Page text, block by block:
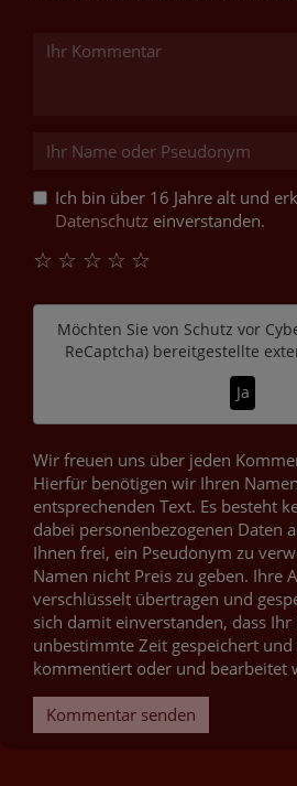
Ich bin über 16 Jahre alt und
Datenschutz einverstanden.
☆
☆
☆
☆
☆
Möchten Sie von Schutz vor
ReCaptcha)bereitgestellte
Ja
Wir freuen uns über jeden
Hierfür benötigen wir Ihren
entsprechenden Text. Es besteht
dabei personenbezogenen Daten
Ihnen frei, ein Pseudonym zu
Namen nicht Preis zu geben. Ihre
verschlüsselt übertragen und
sich damit einverstanden, dass Ihr
unbestimmte Zeit gespeichert
kommentiert oder und bearbeitet
Kommentar senden